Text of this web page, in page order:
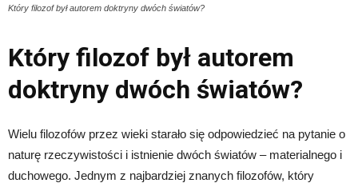
Który filozof był autorem doktryny dwóch światów?
Który filozof był autorem
doktryny dwóch światów?
Wielu filozofów przez wieki starało się odpowiedzieć na pytanie o
naturę rzeczywistości i istnienie dwóch światów – materialnego i
duchowego. Jednym z najbardziej znanych filozofów, który